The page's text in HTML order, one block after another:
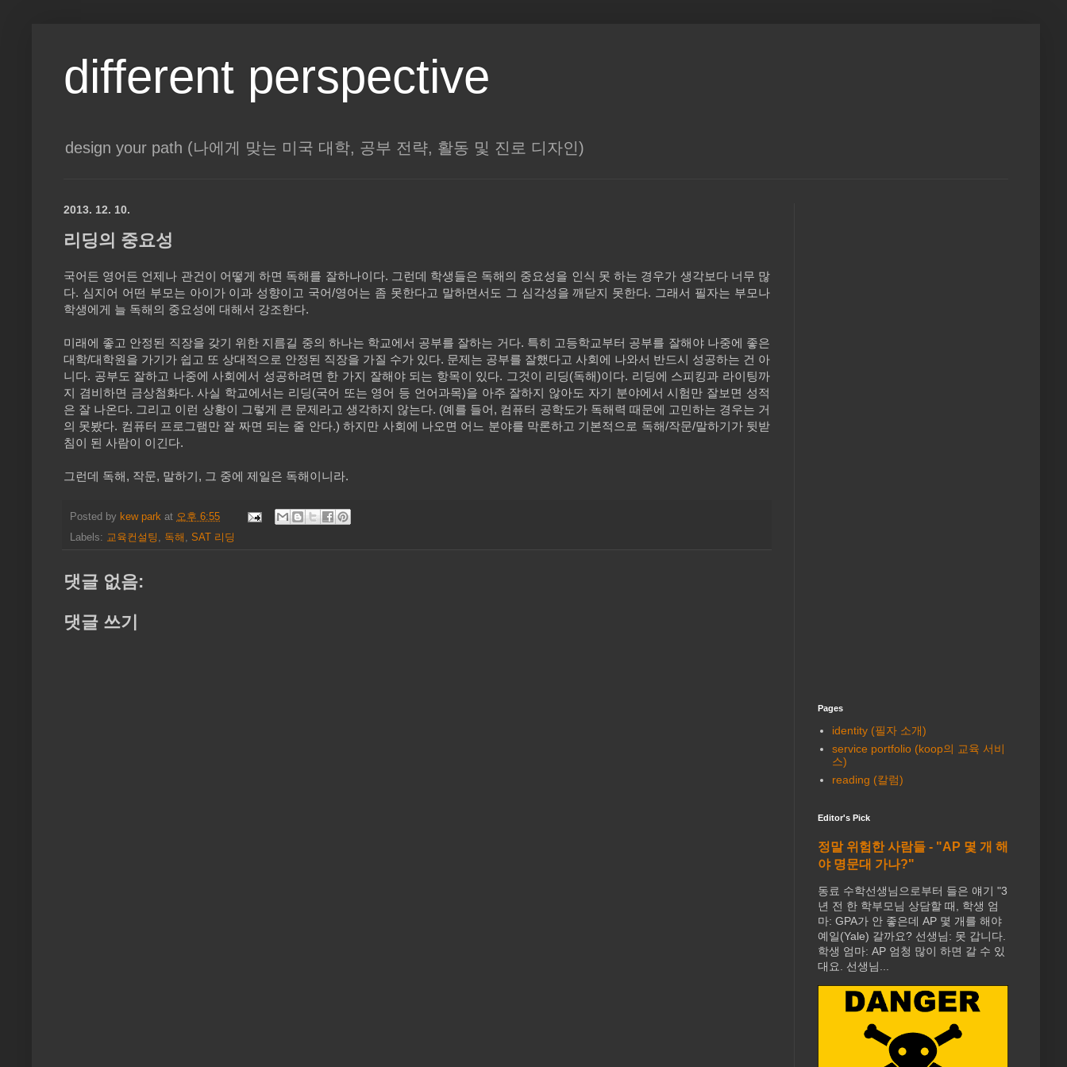
different perspective
design your path (나에게 맞는 미국 대학, 공부 전략, 활동 및 진로 디자인)
2013. 12. 10.
리딩의 중요성
국어든 영어든 언제나 관건이 어떻게 하면 독해를 잘하나이다. 그런데 학생들은 독해의 중요성을 인식 못 하는 경우가 생각보다 너무 많
다. 심지어 어떤 부모는 아이가 이과 성향이고 국어/영어는 좀 못한다고 말하면서도 그 심각성을 깨닫지 못한다. 그래서 필자는 부모나
학생에게 늘 독해의 중요성에 대해서 강조한다.
미래에 좋고 안정된 직장을 갖기 위한 지름길 중의 하나는 학교에서 공부를 잘하는 거다. 특히 고등학교부터 공부를 잘해야 나중에 좋은
대학/대학원을 가기가 쉽고 또 상대적으로 안정된 직장을 가질 수가 있다. 문제는 공부를 잘했다고 사회에 나와서 반드시 성공하는 건 아
니다. 공부도 잘하고 나중에 사회에서 성공하려면 한 가지 잘해야 되는 항목이 있다. 그것이 리딩(독해)이다. 리딩에 스피킹과 라이팅까
지 겸비하면 금상첨화다.사실 학교에서는 리딩(국어 또는 영어 등 언어과목)을 아주 잘하지 않아도 자기 분야에서 시험만 잘보면 성적
은 잘 나온다. 그리고 이런 상황이 그렇게 큰 문제라고 생각하지 않는다. (예를 들어 , 컴퓨터 공학도가 독해력 때문에 고민하는 경우는 거
의 못봤다. 컴퓨터 프로그램만 잘 짜면 되는 줄 안다.)하지만 사회에 나오면 어느 분야를 막론하고 기본적으로 독해/작문/말하기가 뒷받
침이 된 사람이 이긴다.
그런데 독해 , 작문, 말하기 , 그 중에 제일은 독해이니라.
Posted by kew park at 오후 6:55
Labels: 교육컨설팅 , 독해 , SAT 리딩
댓글 없음:
댓글 쓰기
Pages
identity (필자 소개)
service portfolio (koop의 교육 서비
스)
reading (칼럼)
Editor's Pick
정말 위험한 사람들 - "AP 몇 개 해
야 명문대 가나?"
동료 수학선생님으로부터 들은 얘기 "3
년 전 한 학부모님 상담할 때, 학생 엄
마: GPA가 안 좋은데 AP 몇 개를 해야
예일(Yale) 갈까요? 선생님: 못 갑니다.
학생 엄마: AP 엄청 많이 하면 갈 수 있
대요. 선생님...